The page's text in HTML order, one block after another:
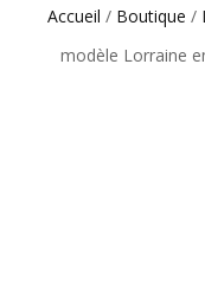
Accueil / Boutique /
modèle Lorraine